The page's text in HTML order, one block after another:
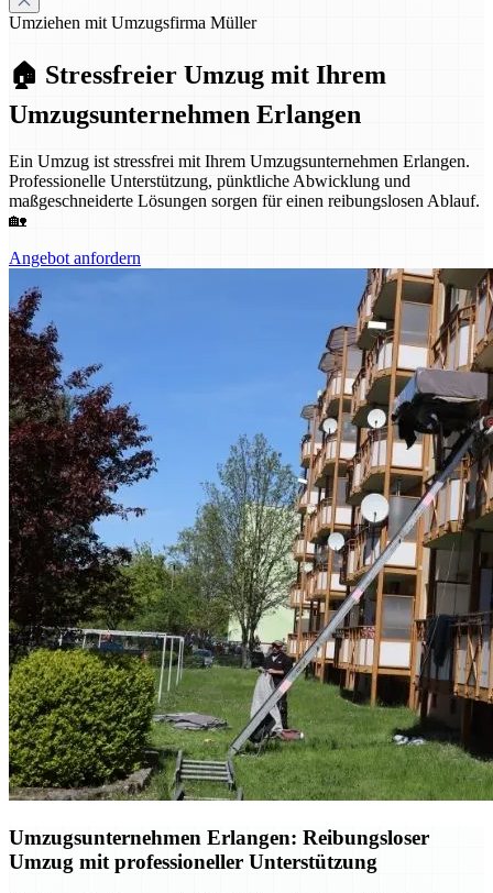
Umziehen mit Umzugsfirma Müller
🏠 Stressfreier Umzug mit Ihrem
Umzugsunternehmen Erlangen
Ein Umzug ist stressfrei mit Ihrem Umzugsunternehmen Erlangen.
Professionelle Unterstützung, pünktliche Abwicklung und
maßgeschneiderte Lösungen sorgen für einen reibungslosen Ablauf.
🏡
Angebot anfordern
Umzugsunternehmen Erlangen: Reibungsloser
Umzug mit professioneller Unterstützung